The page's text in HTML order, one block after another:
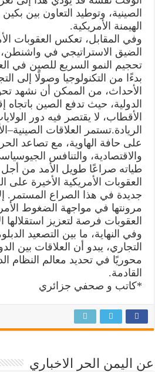
الصينية، وتوطيد التعاون بين
الهيمنة الأمريكية.
وفي المقابل، تعكس العقوبات
الضيق الاستراتيجي في
تحجيم النمو السريع للصين في
بدءًا من التكنولوجيا وصولًا إلى
الأحداث، من الممكن أن نشهد
الدولية، حيث تدفع الصين باتجاه
الأقطاب، لا يقتصر فيه دور
الريادة.تستمر العلاقات
على حافة الهاوية، مع تصاعد
والاقتصادية، والتنافس
طياته صراعًا طويل الأمد من أجل
العقوبات الأمريكية الأخيرة على
جديدة في هذا الصراع المستمر.
مرونتها في مواجهة الضغوط
العقوبات فرصة لتعزيز
وفي النهاية، ما بين التصعيد
التجاري، يبدو أن العلاقات بين
محوريًا في تحديد معالم النظام
القادمة.
*كاتب و صحفي جزائري
عن اليمن الحر الاخباري